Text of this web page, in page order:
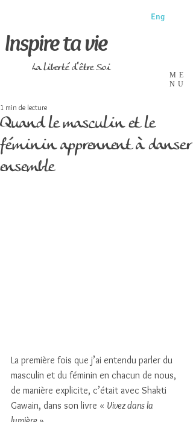
Inspire ta vie
La liberté d'être Soi
ME
NU
Eng
Quand le masculin et le
féminin apprennent à danser
ensemble
1 min de lecture
La première fois que j’ai entendu parler du
masculin et du féminin en chacun de nous,
de manière explicite, c’était avec Shakti
Gawain, dans son livre « Vivez dans la